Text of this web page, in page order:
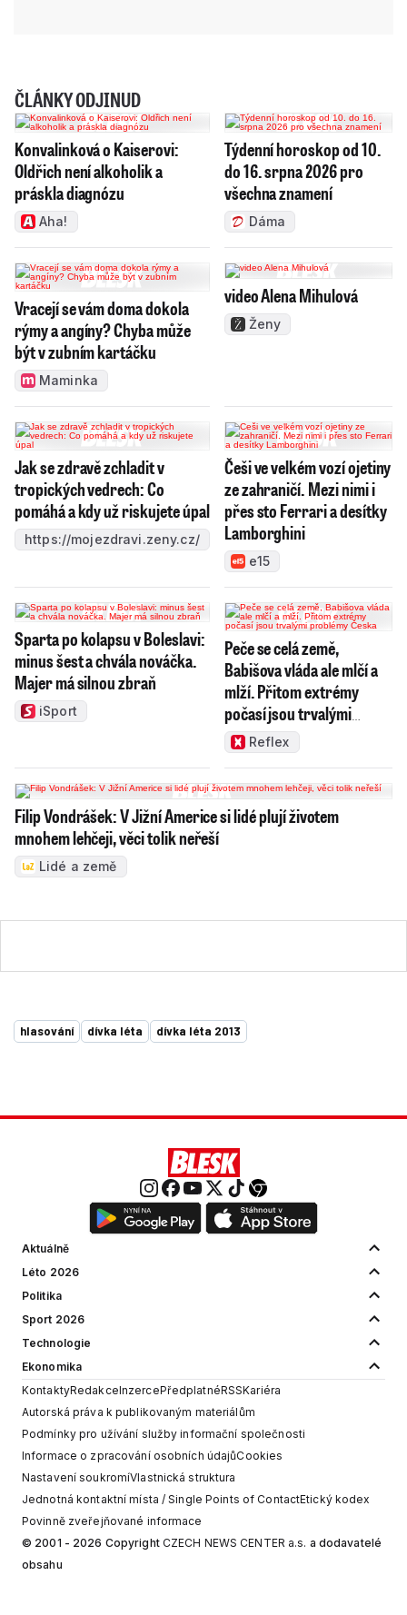
ČLÁNKY ODJINUD
Konvalinková o Kaiserovi:
Oldřich není alkoholik a
práskla diagnózu
Aha!
Týdenní horoskop od 10.
do 16. srpna 2026 pro
všechna znamení
Dáma
Vracejí se vám doma dokola
rýmy a angíny? Chyba může
být v zubním kartáčku
Maminka
video Alena Mihulová
Ženy
Jak se zdravě zchladit v
tropických vedrech: Co
pomáhá a kdy už riskujete úpal
https://mojezdravi.zeny.cz/
Češi ve velkém vozí ojetiny
ze zahraničí. Mezi nimi i
přes sto Ferrari a desítky
Lamborghini
e15
Sparta po kolapsu v Boleslavi:
minus šest a chvála nováčka.
Majer má silnou zbraň
iSport
Peče se celá země,
Babišova vláda ale mlčí a
mlží. Přitom extrémy
počasí jsou trvalými
problémy Česka
Reflex
Filip Vondrášek: V Jižní Americe si lidé plují životem
mnohem lehčeji, věci tolik neřeší
Lidé a země
hlasování dívka léta dívka léta 2013
Aktuálně
Léto 2026
Politika
Sport 2026
Technologie
Ekonomika
KontaktyRedakceInzercePředplatnéRSSKariéra
Autorská práva k publikovaným materiálům
Podmínky pro užívání služby informační společnosti
Informace o zpracování osobních údajůCookies
Nastavení soukromíVlastnická struktura
Jednotná kontaktní místa / Single Points of ContactEtický kodex
Povinně zveřejňované informace
© 2001 - 2026 Copyright CZECH NEWS CENTER a.s. a dodavatelé
obsahu